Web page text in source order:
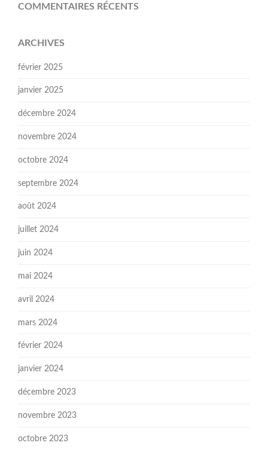
COMMENTAIRES RÉCENTS
ARCHIVES
février 2025
janvier 2025
décembre 2024
novembre 2024
octobre 2024
septembre 2024
août 2024
juillet 2024
juin 2024
mai 2024
avril 2024
mars 2024
février 2024
janvier 2024
décembre 2023
novembre 2023
octobre 2023